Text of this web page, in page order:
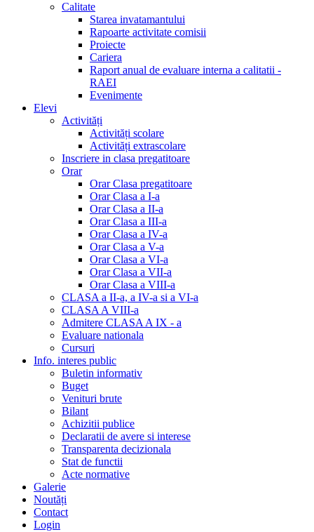
Calitate
Starea invatamantului
Rapoarte activitate comisii
Proiecte
Cariera
Raport anual de evaluare interna a calitatii -
RAEI
Evenimente
Elevi
Activități
Activități scolare
Activități extrascolare
Inscriere in clasa pregatitoare
Orar
Orar Clasa pregatitoare
Orar Clasa a I-a
Orar Clasa a II-a
Orar Clasa a III-a
Orar Clasa a IV-a
Orar Clasa a V-a
Orar Clasa a VI-a
Orar Clasa a VII-a
Orar Clasa a VIII-a
CLASA a II-a, a IV-a si a VI-a
CLASA A VIII-a
Admitere CLASA A IX - a
Evaluare nationala
Cursuri
Info. interes public
Buletin informativ
Buget
Venituri brute
Bilant
Achizitii publice
Declaratii de avere si interese
Transparenta decizionala
Stat de functii
Acte normative
Galerie
Noutăți
Contact
Login